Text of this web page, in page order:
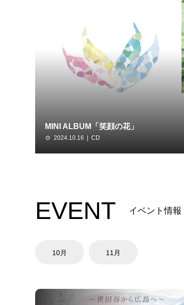
MINI ALBUM「笑顔の花」
2024.10.16 CD
EVENT イベント情報
10月 11月